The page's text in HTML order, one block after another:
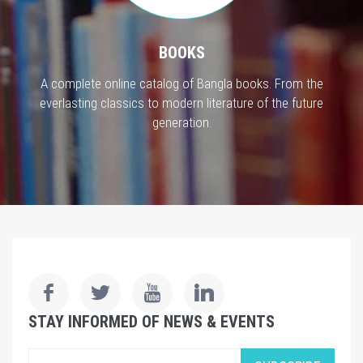
BOOKS
A complete online catalog of Bangla books. From the
everlasting classics to modern literature of the future
generation.
STAY INFORMED OF NEWS & EVENTS